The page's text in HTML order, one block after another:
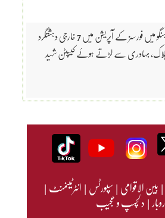
ہنگو میں فورسز کے آپریشن میں 7 خارجی دہشتگرد
بہادری سے لڑتے ہوئے کیپٹن شہید
|بین الاقوامی|سپورٹس|انٹرٹینمنٹ|
|دلچسپ و عجیب